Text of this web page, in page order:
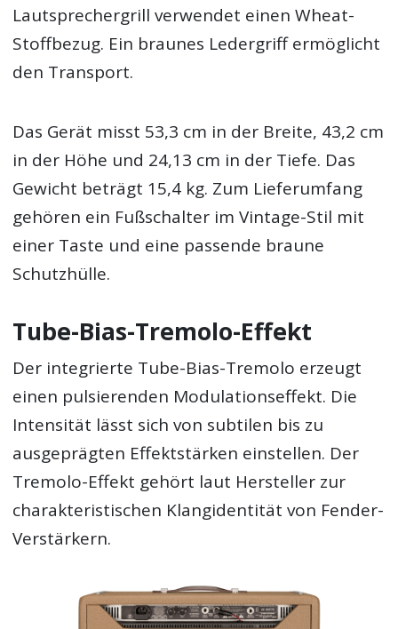
Lautsprechergrill verwendet einen Wheat-
Stoffbezug. Ein braunes Ledergriff ermöglicht
den Transport.
Das Gerät misst 53,3 cm in der Breite, 43,2 cm
in der Höhe und 24,13 cm in der Tiefe. Das
Gewicht beträgt 15,4 kg. Zum Lieferumfang
gehören ein Fußschalter im Vintage-Stil mit
einer Taste und eine passende braune
Schutzhülle.
Tube-Bias-Tremolo-Effekt
Der integrierte Tube-Bias-Tremolo erzeugt
einen pulsierenden Modulationseffekt. Die
Intensität lässt sich von subtilen bis zu
ausgeprägten Effektstärken einstellen. Der
Tremolo-Effekt gehört laut Hersteller zur
charakteristischen Klangidentität von Fender-
Verstärkern.